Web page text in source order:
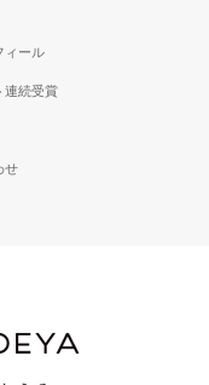
ィール
連続受賞
せ